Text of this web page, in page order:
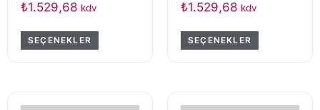
₺1.529,68 kdv
SEÇENEKLER
₺1.529,68 kdv
SEÇENEKLER